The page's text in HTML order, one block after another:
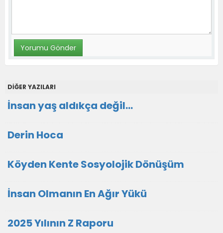
DİĞER YAZILARI
İnsan yaş aldıkça değil...
Derin Hoca
Köyden Kente Sosyolojik Dönüşüm
İnsan Olmanın En Ağır Yükü
2025 Yılının Z Raporu